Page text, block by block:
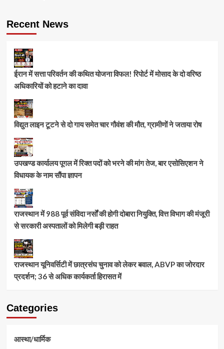
Recent News
ईरान में सत्ता परिवर्तन की कथित योजना विफल! रिपोर्ट में मोसाद के दो वरिष्ठ
अधिकारियों को हटाने का दावा
विद्युत लाइन टूटने से दो गाय समेत चार गौवंश की मौत, ग्रामीणों ने जताया रोष
उपखण्ड कार्यालय पूगल में रिक्त पदों को भरने की मांग तेज, बार एसोसिएशन ने
विधायक के नाम सौंपा ज्ञापन
राजस्थान में 988 पूर्व संविदा नर्सों की होगी दोबारा नियुक्ति, वित्त विभाग की मंजूरी
से सरकारी अस्पतालों को मिलेगी बड़ी राहत
राजस्थान यूनिवर्सिटी में छात्रसंघ चुनाव को लेकर बवाल, ABVP का जोरदार
प्रदर्शन; 36 से अधिक कार्यकर्ता हिरासत में
Categories
आस्था/धार्मिक